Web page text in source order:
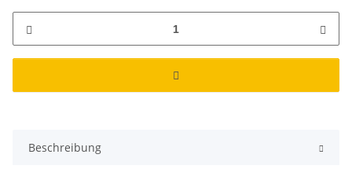
Beschreibung